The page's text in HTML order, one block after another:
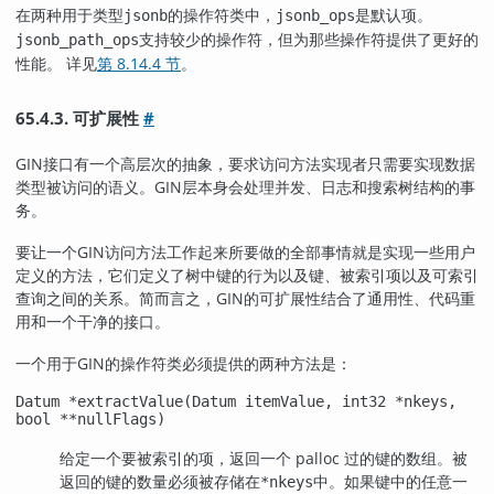
在两种用于类型jsonb的操作符类中， jsonb_ops是默认项。
jsonb_path_ops支持较少的操作符，但为那些操作符提供了更好的
性能。 详见第 8.14.4 节。
65.4.3. 可扩展性#
GIN接口有一个高层次的抽象，要求访问方法实现者只需要实现数据
类型被访问的语义。 GIN层本身会处理并发、日志和搜索树结构的事
务。
要让一个GIN访问方法工作起来所要做的全部事情就是实现一些用户
定义的方法，它们定义了树中键的行为以及键、被索引项以及可索引
查询之间的关系。简而言之， GIN的可扩展性结合了通用性、代码重
用和一个干净的接口。
一个用于GIN的操作符类必须提供的两种方法是：
Datum *extractValue(Datum itemValue, int32 *nkeys,
bool **nullFlags)
给定一个要被索引的项，返回一个 palloc 过的键的数组。被
返回的键的数量必须被存储在*nkeys中。如果键中的任意一